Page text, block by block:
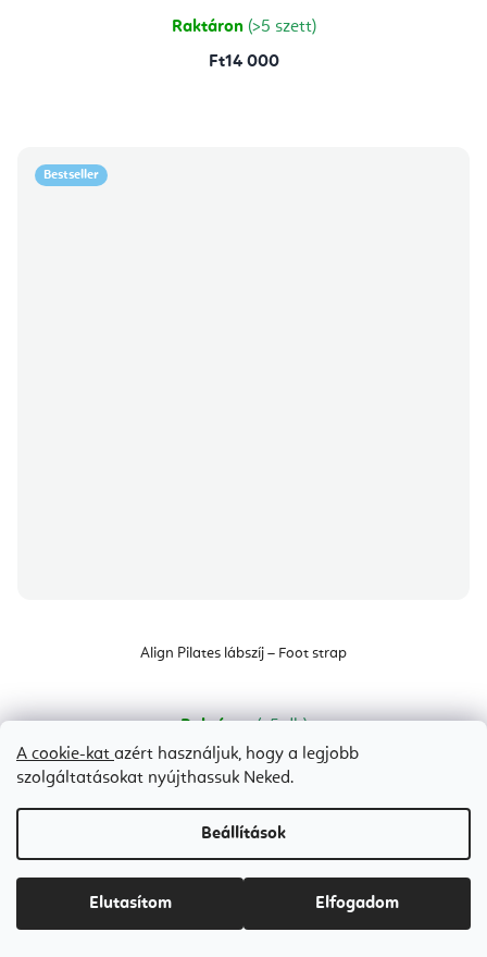
A cookie-kat azért használjuk, hogy a legjobb
szolgáltatásokat nyújthassuk Neked.
Beállítások
Elutasítom Elfogadom
Raktáron (>5 szett)
Ft14 000
Bestseller
Align Pilates lábszíj – Foot strap
Raktáron(>5 db)
Ft14 500